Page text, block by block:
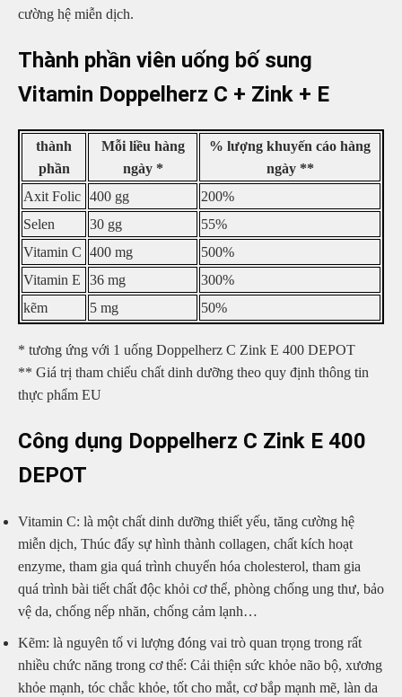
cường hệ miễn dịch.
Thành phần viên uống bố sung
Vitamin Doppelherz C + Zink + E
thành
phần
Mỗi liều hàng
ngày *
% lượng khuyến cáo hàng
ngày **
Axit Folic 400 gg
200%
Selen
30 gg
55%
Vitamin C 400 mg
500%
Vitamin E
36 mg
300%
kẽm
5 mg 50%
* tương ứng với 1 uống Doppelherz C Zink E 400 DEPOT
** Giá trị tham chiếu chất dinh dưỡng theo quy định thông tin
thực phẩm EU
Công dụng Doppelherz C Zink E 400
DEPOT
Vitamin C: là một chất dinh dưỡng thiết yếu, tăng cường hệ
miễn dịch, Thúc đẩy sự hình thành collagen, chất kích hoạt
enzyme, tham gia quá trình chuyển hóa cholesterol, tham gia
quá trình bài tiết chất độc khỏi cơ thể, phòng chống ung thư, bảo
vệ da, chống nếp nhăn, chống cảm lạnh…
Kẽm: là nguyên tố vi lượng đóng vai trò quan trọng trong rất
nhiều chức năng trong cơ thể: Cải thiện sức khỏe não bộ, xương
khỏe mạnh, tóc chắc khỏe, tốt cho mắt, cơ bắp mạnh mẽ, làn da